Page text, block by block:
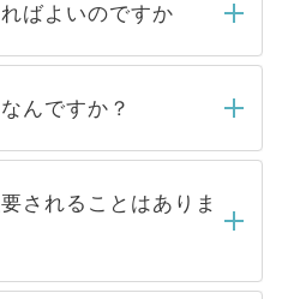
ばよいのですか
たら、弊社担当者がご
その後メールもしくは
日以内にはご連絡をせて
しばらくお待ちくださ
んですか？
取り扱っている求人の
サイトからご覧いただ
」です。非公開求人は
、一般には公開してい
されることはありま